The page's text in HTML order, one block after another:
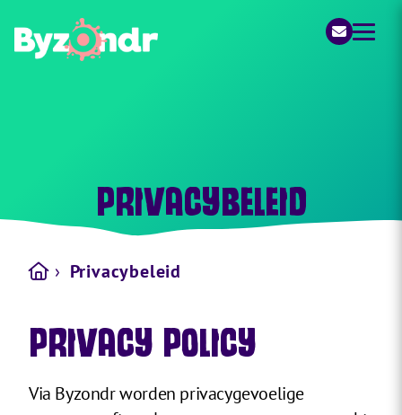
PRIVACYBELEID
› Privacybeleid
PRIVACY POLICY
Via Byzondr worden privacygevoelige